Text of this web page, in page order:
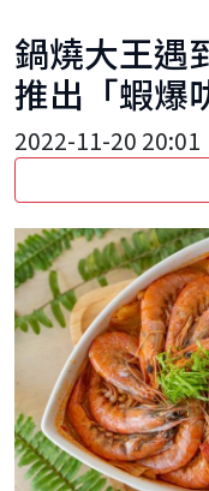
鍋燒大王
推出「蝦爆
2022-11-20 20:01